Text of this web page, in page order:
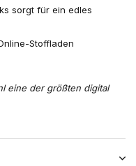
sorgt für ein edles
Stoffladen
eine der größten digital